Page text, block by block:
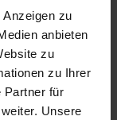
zu
anbieten
zu
zu Ihrer
Partner für
Unsere
in
der drei
in Europa im